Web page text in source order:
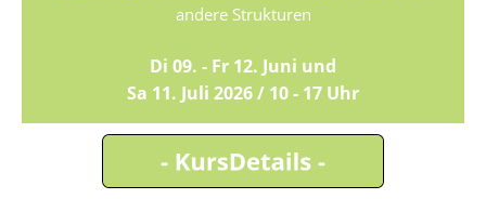
andere Strukturen
Di 09. - Fr 12. Juni und
Sa 11. Juli 2026 / 10 - 17 Uhr